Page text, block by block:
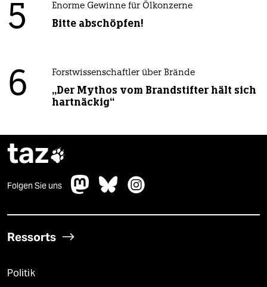
5 Enorme Gewinne für Ölkonzerne
Bitte abschöpfen!
6 Forstwissenschaftler über Brände
„Der Mythos vom Brandstifter hält sich
hartnäckig“
taz
Folgen Sie uns
Ressorts
Politik